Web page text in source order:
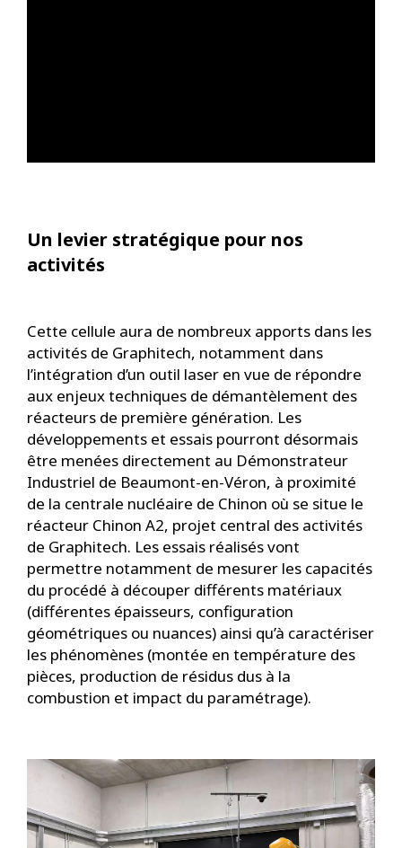
Un levier stratégique pour nos
activités
Cette cellule aura de nombreux apports dans les
activités de Graphitech, notamment dans
l’intégration d’un outil laser en vue de répondre
aux enjeux techniques de démantèlement des
réacteurs de première génération. Les
développements et essais pourront désormais
être menées directement au Démonstrateur
Industriel de Beaumont-en-Véron, à proximité
de la centrale nucléaire de Chinon où se situe le
réacteur Chinon A2, projet central des activités
de Graphitech. Les essais réalisés vont
permettre notamment de mesurer les capacités
du procédé à découper différents matériaux
(différentes épaisseurs, configuration
géométriques ou nuances) ainsi qu’à caractériser
les phénomènes (montée en température des
pièces, production de résidus dus à la
combustion et impact du paramétrage).